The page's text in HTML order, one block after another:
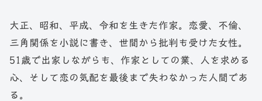
大正、昭和、平成、令和を生きた作家。恋愛、不倫、
三角関係を小説に書き、世間から批判も受けた女性。
51歳で出家しながらも、作家としての業、人を求める
心、そして恋の気配を最後まで失わなかった人間であ
る。